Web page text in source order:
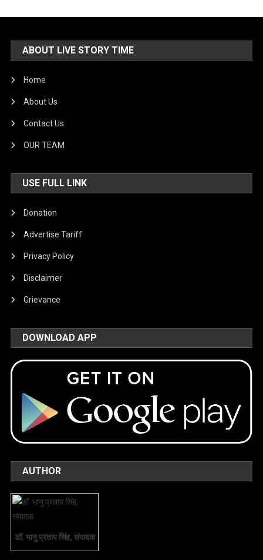
ABOUT LIVE STORY TIME
Home
About Us
Contact Us
OUR TEAM
USE FULL LINK
Donation
Advertise Tariff
Privacy Policy
Disclaimer
Grievance
DOWNLOAD APP
AUTHOR
डॉ. भानु प्रताप सिंह, संपादक